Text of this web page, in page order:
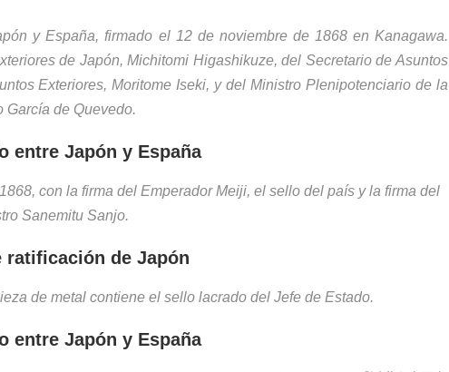
y España, firmado el 12 de noviembre de 1868 en Kanagawa.
de Japón, Michitomi Higashikuze, del Secretario de Asuntos
Exteriores, Moritome Iseki, y del Ministro Plenipotenciario de la
García de Quevedo.
entre Japón y España
con la firma del Emperador Meiji, el sello del país y la firma del
Sanemitu Sanjo.
ratificación de Japón
de metal contiene el sello lacrado del Jefe de Estado.
entre Japón y España